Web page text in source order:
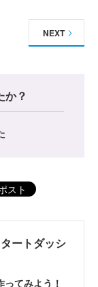
NEXT
か？
スト
ートダッシ
てみよう！